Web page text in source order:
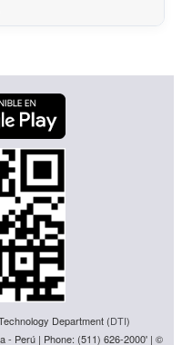
Department (DTI)
- Perú | Phone: (511) 626-2000' | ©